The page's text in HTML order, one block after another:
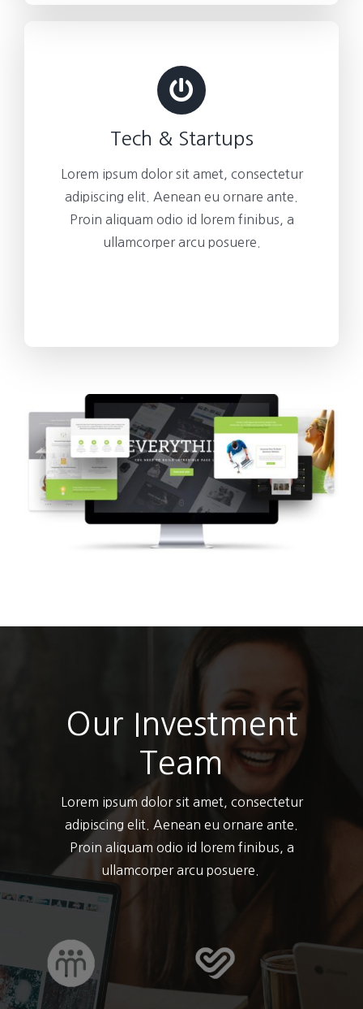
Tech & Startups
Lorem ipsum dolor sit amet, consectetur
adipiscing elit. Aenean eu ornare ante.
Proin aliquam odio id lorem finibus, a
ullamcorper arcu posuere.
Our Investment
Team
Lorem ipsum dolor sit amet, consectetur
adipiscing elit. Aenean eu ornare ante.
Proin aliquam odio id lorem finibus, a
ullamcorper arcu posuere.